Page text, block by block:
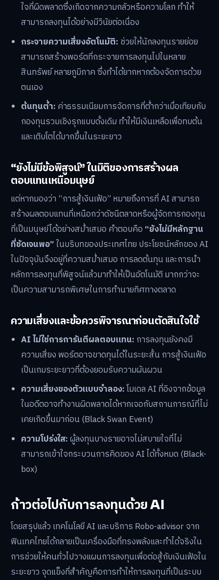
ใจที่ผิดพลาดซึ่งเกิดจากความกลัวหรือความโลภ ทำให้
สามารถลงทุนได้อย่างมีวินัยต่อเนื่อง
กระจายความเสี่ยงอัตโนมัติ: ช่วยให้นักลงทุนรายย่อย
สามารถสร้างพอร์ตที่กระจายการลงทุนไปในหลาย
สินทรัพย์ หลายภูมิภาค ซึ่งทำได้ยากหากต้องจัดการด้วย
ตนเอง
ต้นทุนต่ำ: ค่าธรรมเนียมการจัดการที่ต่ำกว่าเมื่อเทียบกับ
กองทุนรวมเชิงรุกแบบดั้งเดิม ทำให้มีเงินเหลือเพื่อทบต้น
และเติบโตได้มากขึ้นในระยะยาว
“ยังไม่มีข้อพิสูจน์” ในมิติของการสร้างผล
ตอบแทนเหนือมนุษย์
แต่หากมองว่า “การสู้เงินเฟ้อ” หมายถึงการที่ AI สามารถ
สร้างผลตอบแทนที่เหนือกว่าดัชนีตลาดหรือผู้จัดการกองทุน
ที่เป็นมนุษย์ได้อย่างสม่ำเสมอ คำตอบคือ “ยังไม่มีหลักฐาน
ที่ชัดเจนพอ”ในบริบทของประเทศไทย ประโยชน์หลักของ AI
ในปัจจุบันจึงอยู่ที่ความสม่ำเสมอ การลดต้นทุน และการนำ
หลักการลงทุนที่พิสูจน์แล้วมาทำให้เป็นอัตโนมัติ มากกว่าจะ
เป็นความสามารถพิเศษในการทำนายทิศทางตลาด
ความเสี่ยงและข้อควรพิจารณาก่อนตัดสินใจใช้
AI ไม่ใช่การการันตีผลตอบแทน: การลงทุนยังคงมี
ความเสี่ยง พอร์ตอาจขาดทุนได้ในระยะสั้น การสู้เงินเฟ้อ
เป็นเกมระยะยาวที่ต้องยอมรับความผันผวน
ความเสี่ยงของตัวแบบจำลอง:โมเดล AI ที่อิงจากข้อมูล
ในอดีตอาจทำงานผิดพลาดได้หากเจอกับสถานการณ์ที่ไม่
เคยเกิดขึ้นมาก่อน (Black Swan Event)
ความโปร่งใส:ผู้ลงทุนบางรายอาจไม่สบายใจที่ไม่
สามารถเข้าใจกระบวนการคิดของ AI ได้ทั้งหมด (Black-
box)
ก้าวต่อไปกับการลงทุนด้วย AI
โดยสรุปแล้ว เทคโนโลยี AI และบริการ Robo-advisor จาก
ฟินเทคไทยได้กลายเป็นเครื่องมือที่ทรงพลังและทำได้จริงใน
การช่วยให้คนทั่วไปวางแผนการลงทุนเพื่อต่อสู้กับเงินเฟ้อใน
ระยะยาว จุดแข็งที่สำคัญคือการทำให้การลงทุนที่เป็นระบบ